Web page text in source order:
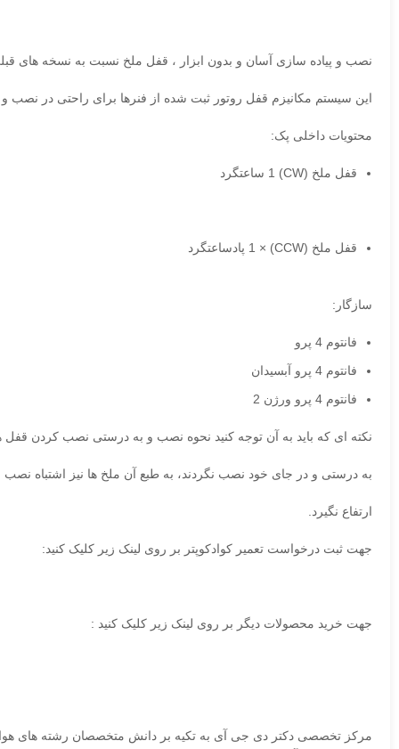
نصب و پیاده سازی آسان و بدون ابزار ، قفل ملخ نسبت به نسخه های
این سیستم مکانیزم قفل روتور ثبت شده از فنرها برای راحتی در نصب
محتویات داخلی پک:
قفل ملخ (CW) 1 ساعتگرد
قفل ملخ (CCW) × 1 پادساعتگرد
سازگار:
فانتوم 4 پرو
فانتوم 4 پرو آبسیدان
فانتوم 4 پرو ورژن 2
نکته ای که باید به آن توجه کنید نحوه نصب و به درستی نصب کردن
به درستی و در جای خود نصب نگردند، به طبع آن ملخ ها نیز اشتباه
ارتفاع نگیرد.
جهت ثبت درخواست تعمیر کوادکوپتر بر روی لینک زیر کلیک کنید:
جهت خرید محصولات دیگر بر روی لینک زیر کلیک کنید :
مرکز تخصصی دکتر دی جی آی به تکیه بر دانش متخصصان رشته های